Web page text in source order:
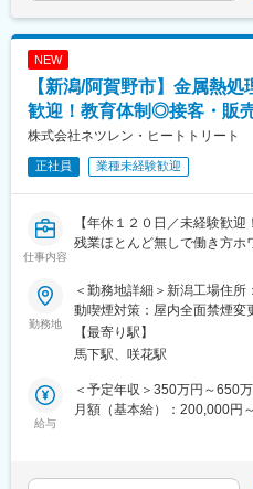
└お客様と当社で合意した仕
の検査を行います。
◇梱包
└検品で問題がなければ、梱
うため、 単調な仕事はなく
できる職場です。
とがなく他社では経験でき
ができます。
■入社後の流れ：
職務詳細に記載の業務を分
ていただきます。また、新
講習や、通信講座などOJT
おり、今回ご担当いただく
NEW
【新潟/阿賀野市】金属熱
歓迎！教育体制◎接客・販
株式会社ネツレン・ヒートトリート
正社員 業種未経験歓迎
仕事内容
【年休１２０日／未経験歓
残業ほとんど無しで働き方ホ
大手機械要素部品メーカー
焼入の業界トップメーカーと
行う当社において金属熱処
☆ネツレンの熱処理技術につ
自動車や建設土木機械、工
す。例えば金属部品だと耐摩
せるといった「付加価値」を
す。
勤務地
＜勤務地詳細＞新潟工場住
動喫煙対策：屋内全面禁煙変
【最寄り駅】
馬下駅、咲花駅
給与
＜予定年収＞350万円～650
月額（基本給）：200,000円